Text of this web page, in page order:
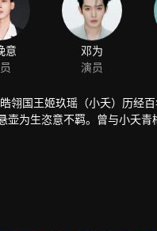
意
邓为
演员
翎国王姬玖瑶（小夭）历经
为生恣意不羁。曾与小夭
子平淡温馨，玟小六意外
玹相见不相识，几经波折